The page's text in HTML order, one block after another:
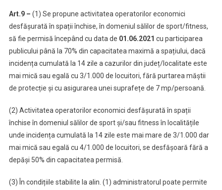
Art.9 – (1) Se propune activitatea operatorilor economici
desfășurată în spații închise, în domeniul sălilor de sport/fitness,
să fie permisă începând cu data de 01.06.2021 cu participarea
publicului până la 70% din capacitatea maximă a spațiului, dacă
incidența cumulată la 14 zile a cazurilor din județ/localitate este
mai mică sau egală cu 3/1.000 de locuitori, fără purtarea măștii
de protecție și cu asigurarea unei suprafețe de 7 mp/persoană.
(2) Activitatea operatorilor economici desfășurată în spații
închise în domeniul sălilor de sport și/sau fitness în localitățile
unde incidența cumulată la 14 zile este mai mare de 3/1.000 dar
mai mică sau egală cu 4/1.000 de locuitori, se desfășoară fără a
depăși 50% din capacitatea permisă.
(3) În condițiile stabilite la alin. (1) administratorul poate permite